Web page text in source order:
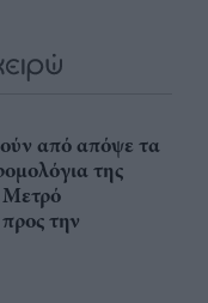
από απόψε τα
της
Μετρό
την